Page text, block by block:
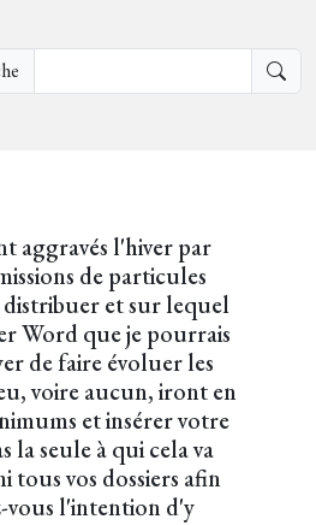
aggravés l'hiver par
de particules
distribuer et sur lequel
Word que je pourrais
de faire évoluer les
voire aucun, iront en
et insérer votre
la seule à qui cela va
tous vos dossiers afin
vous l'intention d'y